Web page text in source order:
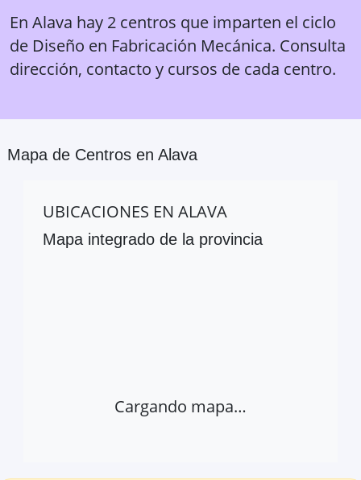
En Alava hay 2 centros que imparten el ciclo
de Diseño en Fabricación Mecánica. Consulta
dirección, contacto y cursos de cada centro.
Mapa de Centros en Alava
UBICACIONES EN ALAVA
Mapa integrado de la provincia
Cargando mapa…